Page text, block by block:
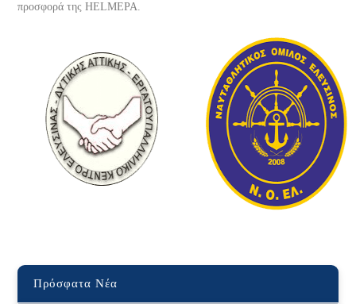
προσφορά της HELMEPA.
Πρόσφατα Νέα